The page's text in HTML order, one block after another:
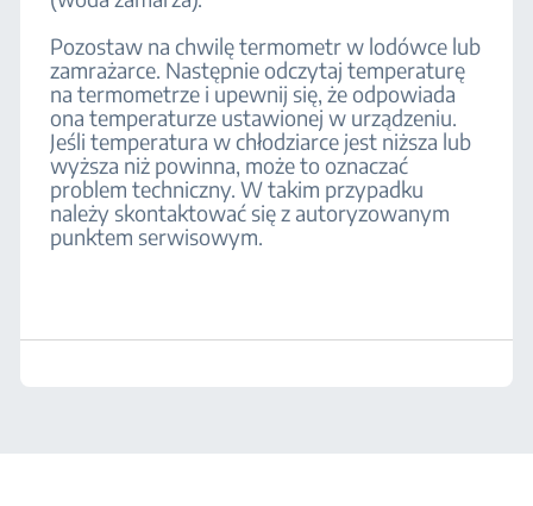
Pozostaw na chwilę termometr w lodówce lub
zamrażarce. Następnie odczytaj temperaturę
na termometrze i upewnij się, że odpowiada
ona temperaturze ustawionej w urządzeniu.
Jeśli temperatura w chłodziarce jest niższa lub
wyższa niż powinna, może to oznaczać
problem techniczny. W takim przypadku
należy skontaktować się z autoryzowanym
punktem serwisowym.